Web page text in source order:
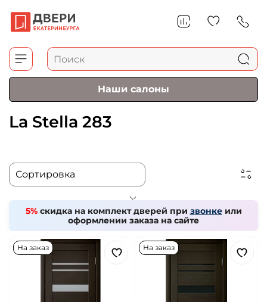
Наши салоны
La Stella 283
5% скидка на комплект дверей при звонкеили
оформлении заказа на сайте
На заказ На заказ